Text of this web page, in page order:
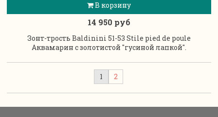
В корзину
14 950 руб
Зонт-трость Baldinini 51-53 Stile pied de poule
Аквамарин с золотистой "гусиной лапкой".
1 2